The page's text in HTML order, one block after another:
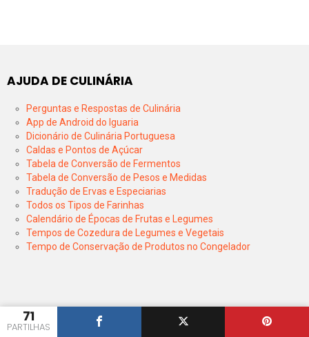
71
PARTILHAS
AJUDA DE CULINÁRIA
Perguntas e Respostas de Culinária
App de Android do Iguaria
Dicionário de Culinária Portuguesa
Caldas e Pontos de Açúcar
Tabela de Conversão de Fermentos
Tabela de Conversão de Pesos e Medidas
Tradução de Ervas e Especiarias
Todos os Tipos de Farinhas
Calendário de Épocas de Frutas e Legumes
Tempos de Cozedura de Legumes e Vegetais
Tempo de Conservação de Produtos no Congelador